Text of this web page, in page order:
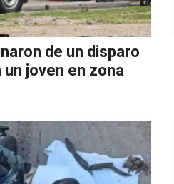
de un disparo
un joven en zona